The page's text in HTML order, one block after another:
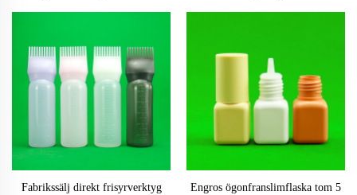
skruvkäpp för nagel och
Fabrikssälj direkt frisyrverktyg
Engros ögonfranslimflaska tom 5